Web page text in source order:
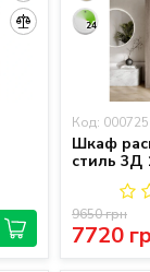
24
Код: 000725
Шкаф
стиль 3Д
7720
9650 грн